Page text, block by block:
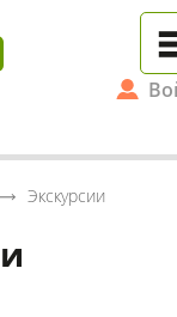
Экскурсии